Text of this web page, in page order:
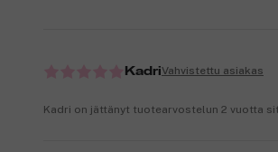
KadriVahvistettu asiakas
Kadri on jättänyt tuotearvostelun 2 vuotta